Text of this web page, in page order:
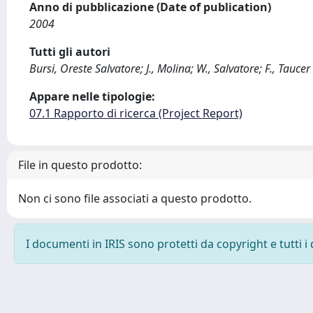
Anno di pubblicazione (Date of publication)
2004
Tutti gli autori
Bursi, Oreste Salvatore; J., Molina; W., Salvatore; F., Taucer
Appare nelle tipologie:
07.1 Rapporto di ricerca (Project Report)
File in questo prodotto:
Non ci sono file associati a questo prodotto.
I documenti in IRIS sono protetti da copyright e tutti